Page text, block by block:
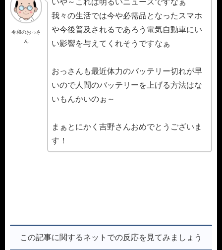
令和のおっさ
ん
いや～これは明るいニュースですなぁ
我々の生活では今や必需品となったスマホ
や今後普及されるであろう電気自動車にい
い影響を与えてくれそうですなぁ
おっさんも最近体力のバッテリー切れが早
いので人間のバッテリーを上げる方法はな
いもんかいのぉ～
まぁとにかく吉野さんおめでとうございま
す！
この記事に関するネットでの反応を見てみましょう